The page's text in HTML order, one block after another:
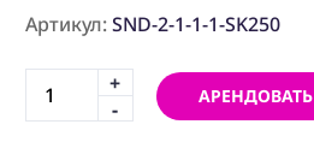
Постпродакшн
Артикул: SND-2-1-1-1-SK250
+
-
АРЕНДОВАТЬ